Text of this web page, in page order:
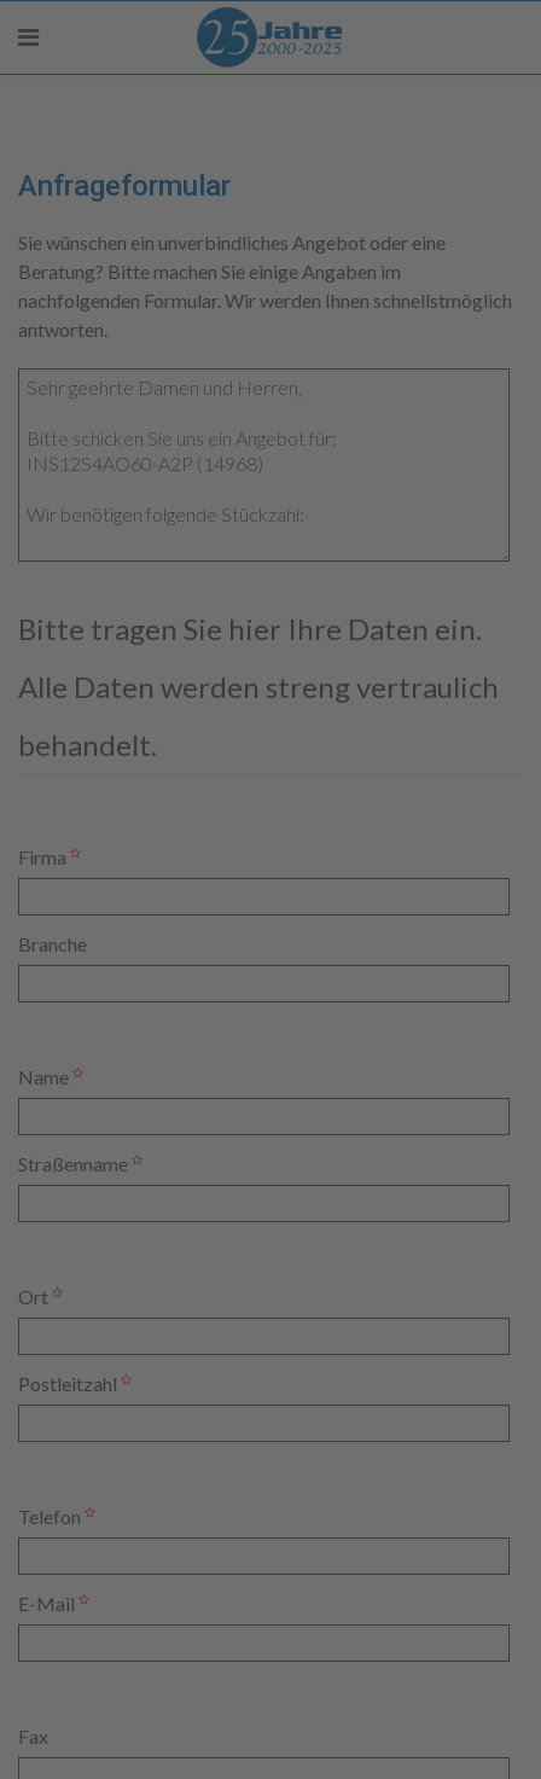
Anfrageformular
Sie wünschen ein unverbindliches Angebot oder eine
Beratung? Bitte machen Sie einige Angaben im
nachfolgenden Formular. Wir werden Ihnen schnellstmöglich
antworten.
Bitte tragen Sie hier Ihre Daten ein.
Alle Daten werden streng vertraulich
behandelt.
Firma
Branche
Name
Straßenname
Ort
Postleitzahl
Telefon
E-Mail
Fax